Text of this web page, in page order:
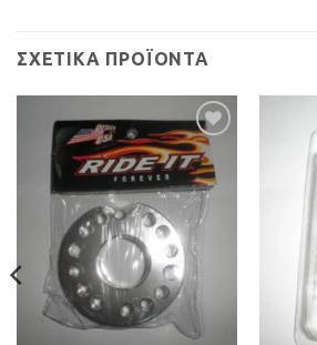
ΣΧΕΤΙΚΆ ΠΡΟΪΌΝΤΑ
Προσθήκη
στη Λίστα
Επιθυμιών